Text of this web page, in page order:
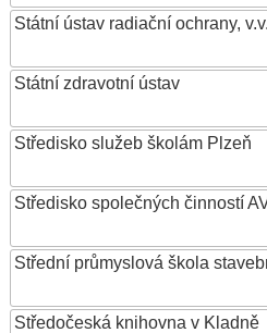
Státní ústav radiační ochrany,
Státní zdravotní ústav
Středisko služeb školám Plzeň
Středisko společných činností
Střední průmyslová škola
Středočeská knihovna v Kladně